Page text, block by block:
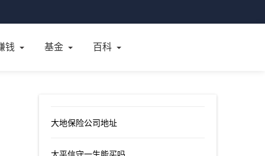
钱 基金 百科
大地保险公司地址